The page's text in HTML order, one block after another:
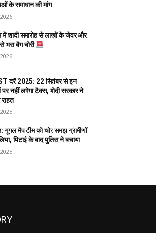
के समाधान की मांग
में शादी समारोह से लाखों के जेवर और
भरा बैग चोरी
दरें 2025: 22 सितंबर से इन
पर नहीं लगेगा टैक्स, मोदी सरकार ने
राहत
गूगल मैप टीम को चोर समझ ग्रामीणों
पिटाई के बाद पुलिस ने बचाया